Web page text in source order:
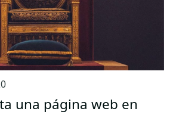
una página web en